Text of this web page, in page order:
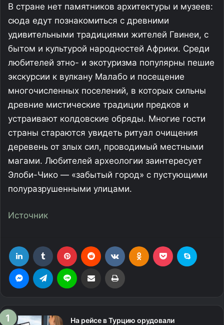
В стране нет памятников архитектуры и музеев:
сюда едут познакомиться с древними
удивительными традициями жителей Гвинеи, с
бытом и культурой народностей Африки. Среди
любителей этно- и экотуризма популярны пешие
экскурсии к вулкану Малабо и посещение
многочисленных поселений, в которых сильны
древние мистические традиции предков и
устраивают колдовские обряды. Многие гости
страны стараются увидеть ритуал очищения
деревень от злых сил, проводимый местными
магами. Любителей археологии заинтересует
Элоби-Чико — «забытый город» с пустующими
полуразрушенными улицами.
Источник
На рейсе в Турцию орудовали